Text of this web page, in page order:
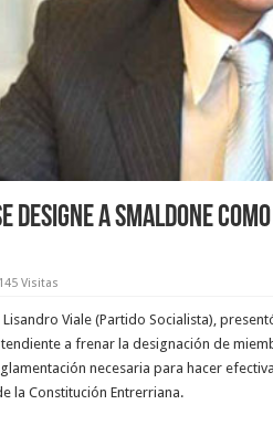
designe a Smaldone
145 Visitas
Viale (Partido Socialista),
a frenar la designación de
necesaria para hacer
la Constitución Entrerriana.